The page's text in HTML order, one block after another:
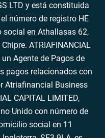
LTD y está constituida
número de registro HE
en Athallasas 62,
ATRIAFINANCIAL
un Agente de Pagos de
pagos relacionados con
Atriafinancial Business
CAPITAL LIMITED,
Unido con número de
social en 11